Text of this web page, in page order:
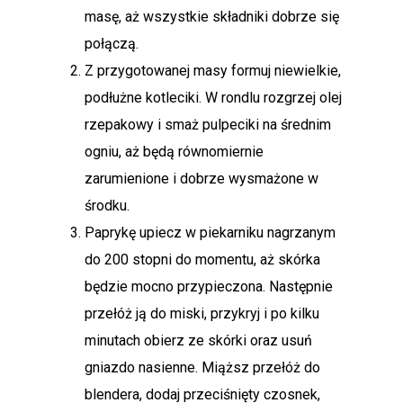
masę, aż wszystkie składniki dobrze się
połączą.
Z przygotowanej masy formuj niewielkie,
podłużne kotleciki. W rondlu rozgrzej olej
rzepakowy i smaż pulpeciki na średnim
ogniu, aż będą równomiernie
zarumienione i dobrze wysmażone w
środku.
Paprykę upiecz w piekarniku nagrzanym
do 200 stopni do momentu, aż skórka
będzie mocno przypieczona. Następnie
przełóż ją do miski, przykryj i po kilku
minutach obierz ze skórki oraz usuń
gniazdo nasienne. Miąższ przełóż do
blendera, dodaj przeciśnięty czosnek,